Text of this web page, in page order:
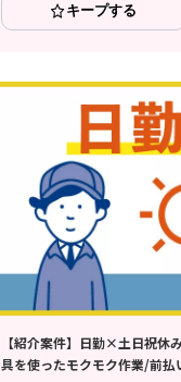
キープする
【紹介案件】日勤×土日祝休
具を使ったモクモク作業/前払